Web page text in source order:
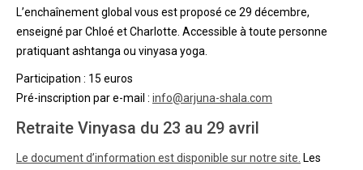
L’enchaînement global vous est proposé ce 29 décembre,
enseigné par Chloé et Charlotte. Accessible à toute personne
pratiquant ashtanga ou vinyasa yoga.
Participation : 15 euros
Pré-inscription par e-mail : info@arjuna-shala.com
Retraite Vinyasa du 23 au 29 avril
Le document d’information est disponible sur notre site. Les